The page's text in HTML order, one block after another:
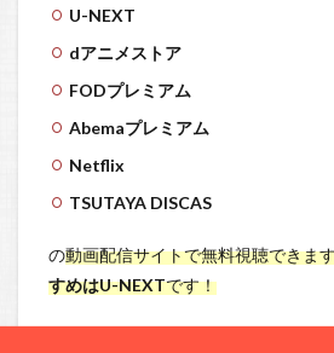
U-NEXT
dアニメストア
FODプレミアム
Abemaプレミアム
Netflix
TSUTAYA DISCAS
の動画配信サイトで無料視聴できま
すめはU-NEXTです！